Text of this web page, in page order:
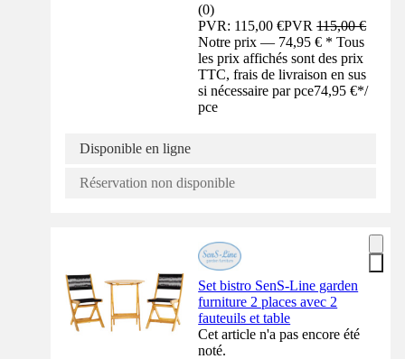
(0)
PVR: 115,00 €PVR115,00 €
Notre prix — 74,95 € * Tous
les prix affichés sont des prix
TTC, frais de livraison en sus
si nécessaire par pce74,95 €*/
pce
Disponible en ligne
Réservation non disponible
Set bistro SenS-Line garden
furniture 2 places avec 2
fauteuils et table
Cet article n'a pas encore été
noté.